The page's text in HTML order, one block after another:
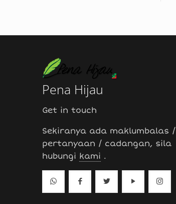
Pena Hijau
Get in touch
Sekiranya ada maklumbalas /
pertanyaan / cadangan, sila
hubungi kami .